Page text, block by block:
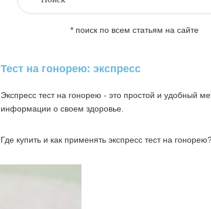
* поиск по всем статьям на сайте
Тест на гонорею: экспресс
Экспресс тест на гонорею - это простой и удобный
информации о своем здоровье.
Где купить и как применять экспресс тест на